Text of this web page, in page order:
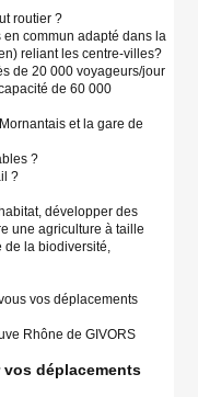
routier ?
en commun adapté dans la
reliant les centre-villes?
de 20 000 voyageurs/jour
de 60 000
et la gare de
?
?
développer des
une agriculture à taille
de la biodiversité,
vos déplacements
Rhône de GIVORS
vos déplacements